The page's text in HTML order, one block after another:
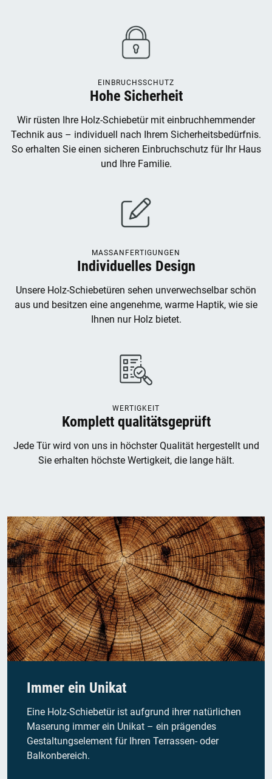
EINBRUCHSSCHUTZ
Hohe Sicherheit
Wir rüsten Ihre Holz-Schiebetür mit einbruchhemmender
Technik aus – individuell nach Ihrem Sicherheitsbedürfnis.
So erhalten Sie einen sicheren Einbruchschutz für Ihr Haus
und Ihre Familie.
MASSANFERTIGUNGEN
Individuelles Design
Unsere Holz-Schiebetüren sehen unverwechselbar schön
aus und besitzen eine angenehme, warme Haptik, wie sie
Ihnen nur Holz bietet.
WERTIGKEIT
Komplett qualitätsgeprüft
Jede Tür wird von uns in höchster Qualität hergestellt und
Sie erhalten höchste Wertigkeit, die lange hält.
Immer ein Unikat
Eine Holz-Schiebetür ist aufgrund ihrer natürlichen
Maserung immer ein Unikat – ein prägendes
Gestaltungselement für Ihren Terrassen- oder
Balkonbereich.